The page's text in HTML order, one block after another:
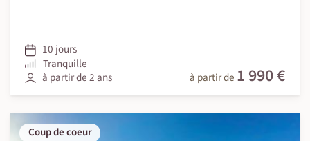
10 jours
Tranquille
à partir de 2 ans
à partir de 1 990 €
Coup de coeur